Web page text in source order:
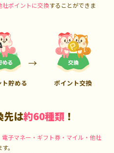
社ポイントに交換することができま
貯める ポイント交換
先は約60種類 ！
電子マネー・ギフト券・マイル・他社
。